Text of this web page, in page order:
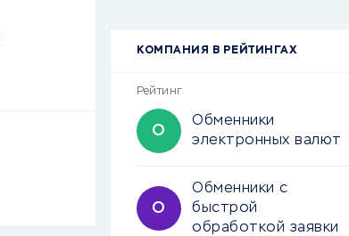
КОМПАНИЯ В РЕЙТИНГАХ
Рейтинг
О
Обменники
электронных валют
О
Обменники с
быстрой
обработкой заявки